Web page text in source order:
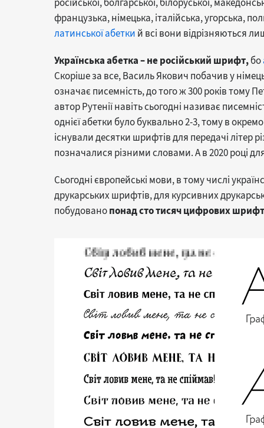
французька, німецька, італійська, угорська,
латинської абетки й всі вони відрізняються
Українська абетка – не російський шрифт,бо
Скоріше за все, Василь Якович побачив у
означає писемність, до того ж 300 років тому
автор Рутенії навіть сьогодні називає
однієї абетки було буквально 2-3, тому в
існували десятки шрифтів для передачі літер
позначалися різними словами. А в 2020 році
Сьогодні європейські мови, в тому числі
друкарських шрифтів, для курсивних
побудованопонад сто тисяч цифрових